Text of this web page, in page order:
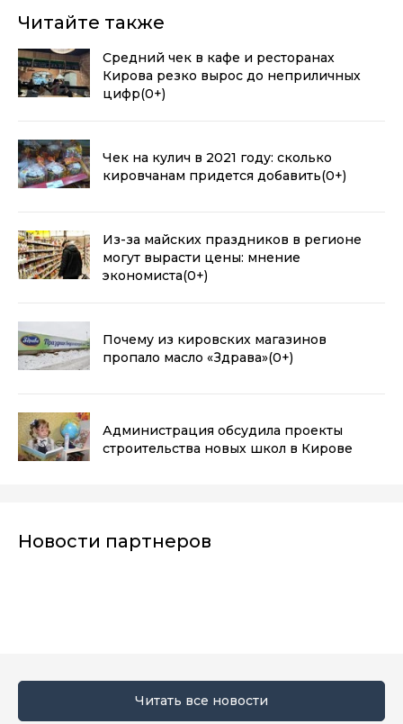
Читайте также
Средний чек в кафе и ресторанах
Кирова резко вырос до неприличных
цифр(0+)
Чек на кулич в 2021 году: сколько
кировчанам придется добавить(0+)
Из-за майских праздников в регионе
могут вырасти цены: мнение
экономиста(0+)
Почему из кировских магазинов
пропало масло «Здрава»(0+)
Администрация обсудила проекты
строительства новых школ в Кирове
Новости партнеров
Читать все новости